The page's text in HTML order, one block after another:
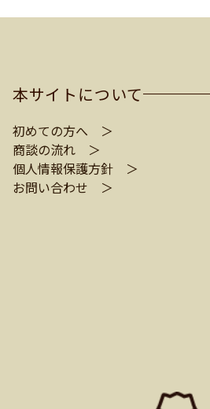
本サイトについて
初めての方へ ＞
商談の流れ ＞
個人情報保護方針 ＞
お問い合わせ ＞